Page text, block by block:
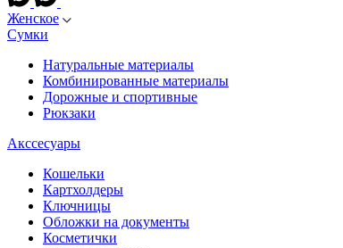
Женское
Сумки
Натуральные материалы
Комбинированные материалы
Дорожные и спортивные
Рюкзаки
Акссесуары
Кошельки
Картхолдеры
Ключницы
Обложки на документы
Косметички